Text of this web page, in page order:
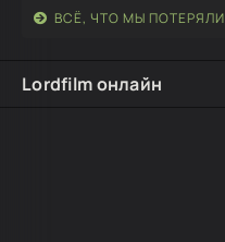
ВСЁ, ЧТО МЫ ПОТЕРЯЛИ
Lordfilm онлайн